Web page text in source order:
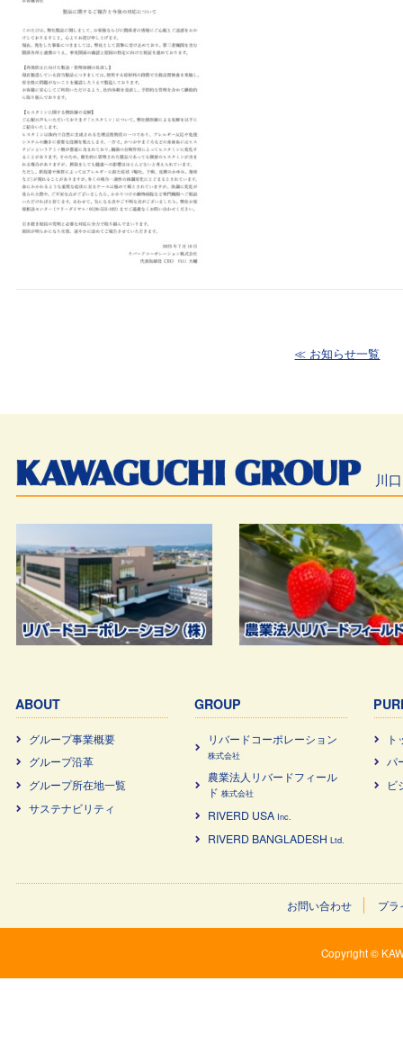
≪ お知らせ一覧
川
ABOUT
グループ事業概要
グループ沿革
グループ所在地一覧
サステナビリティ
GROUP
リバードコーポレーション
株式会社
農業法⼈リバードフィール
ド 株式会社
RIVERD USA Inc.
RIVERD BANGLADESH Ltd.
パ
ビ
お問い合わせ プラ
Copyright ©